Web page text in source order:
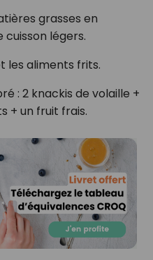
grasses en
cuisson légers.
les aliments frits.
: 2 knackis de volaille +
+ un fruit frais.